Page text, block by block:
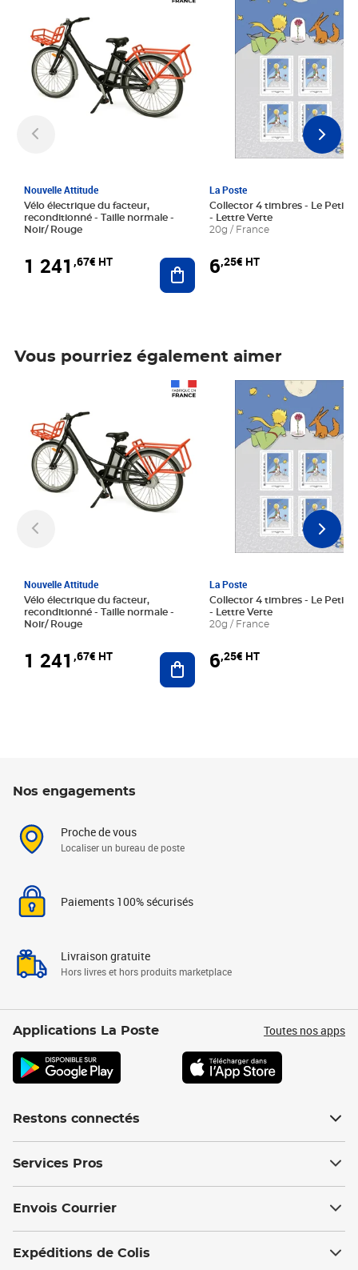
Nouvelle Attitude
Vélo électrique du facteur,
reconditionné - Taille normale -
Noir/ Rouge
1 241 ,67€ HT Ajouter au panier
La Poste
Collector 4 timbres - Le Petit
- Lettre Verte
20g / France
6,25€ HT
Vous pourriez également aimer
Nouvelle Attitude
Vélo électrique du facteur,
reconditionné - Taille normale -
Noir/ Rouge
1 241 ,67€ HT Ajouter au panier
La Poste
Collector 4 timbres - Le Petit
- Lettre Verte
20g / France
6,25€ HT
Prix 6,25€ HT
Nos engagements
Proche de vous
Localiser un bureau de poste
Paiements 100% sécurisés
Livraison gratuite
Hors livres et hors produits marketplace
Applications La Poste Toutes nos apps
Restons connectés
Services Pros
Envois Courrier
Expéditions de Colis